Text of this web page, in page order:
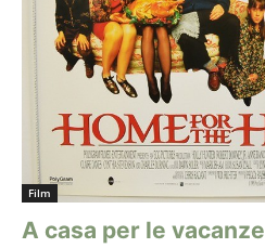
Film
A casa per le vacanze